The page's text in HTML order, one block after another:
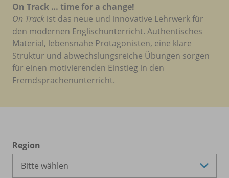
On Track … time for a change!
On Track ist das neue und innovative Lehrwerk für
den modernen Englischunterricht. Authentisches
Material, lebensnahe Protagonisten, eine klare
Struktur und abwechslungsreiche Übungen sorgen
für einen motivierenden Einstieg in den
Fremdsprachenunterricht.
Region